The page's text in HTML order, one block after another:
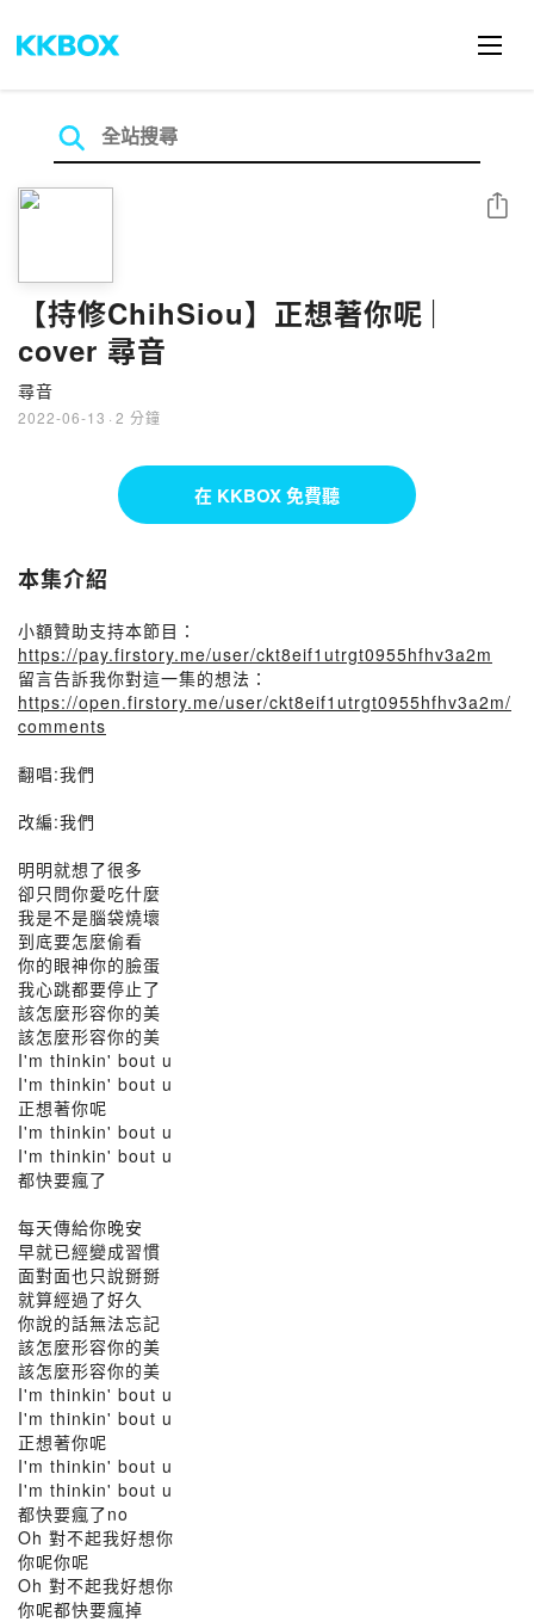
【持修ChihSiou】正想著你呢 ︳
cover 尋音
尋音
2022-06-13 · 2 分鐘
分享
在 KKBOX 免費聽
本集介紹
小額贊助支持本節目：
https://pay.firstory.me/user/ckt8eif1utrgt0955hfhv3a2m
留言告訴我你對這一集的想法：
https://open.firstory.me/user/ckt8eif1utrgt0955hfhv3a2m/
comments
翻唱:我們
改編:我們
明明就想了很多
卻只問你愛吃什麼
我是不是腦袋燒壞
到底要怎麼偷看
你的眼神你的臉蛋
我心跳都要停止了
該怎麼形容你的美
該怎麼形容你的美
I'm thinkin' bout u
I'm thinkin' bout u
正想著你呢
I'm thinkin' bout u
I'm thinkin' bout u
都快要瘋了
每天傳給你晚安
早就已經變成習慣
面對面也只說掰掰
就算經過了好久
你說的話無法忘記
該怎麼形容你的美
該怎麼形容你的美
I'm thinkin' bout u
I'm thinkin' bout u
正想著你呢
I'm thinkin' bout u
I'm thinkin' bout u
都快要瘋了no
Oh 對不起我好想你
你呢你呢
Oh 對不起我好想你
你呢都快要瘋掉